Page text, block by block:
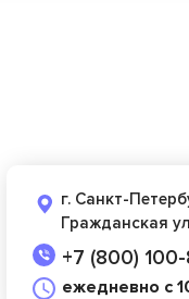
г. Санкт-
Гражданская
+7 (800)
ежедневно с